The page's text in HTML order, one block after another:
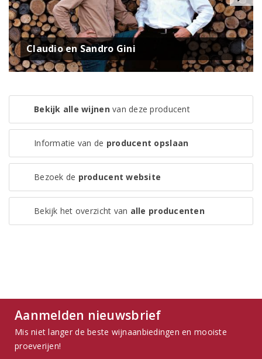
Claudio en Sandro Gini
Bekijk alle wijnenvan deze producent
Informatie van de producent opslaan
Bezoek de producent website
Bekijk het overzicht van alle producenten
Aanmelden nieuwsbrief
Mis niet langer de beste wijnaanbiedingen en mooiste
proeverijen!